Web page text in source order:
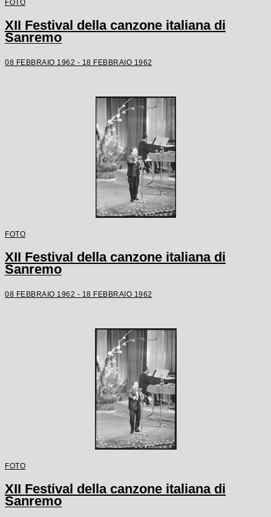
FOTO
XII Festival della canzone italiana di
Sanremo
08 FEBBRAIO 1962 - 18 FEBBRAIO 1962
FOTO
XII Festival della canzone italiana di
Sanremo
08 FEBBRAIO 1962 - 18 FEBBRAIO 1962
FOTO
XII Festival della canzone italiana di
Sanremo